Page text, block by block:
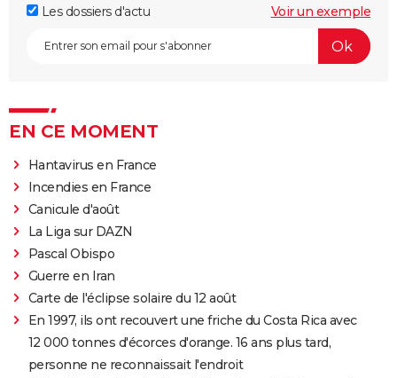
Les dossiers d'actu
Voir un exemple
EN CE MOMENT
Hantavirus en France
Incendies en France
Canicule d'août
La Liga sur DAZN
Pascal Obispo
Guerre en Iran
Carte de l'éclipse solaire du 12 août
En 1997, ils ont recouvert une friche du Costa Rica avec
12 000 tonnes d'écorces d'orange. 16 ans plus tard,
personne ne reconnaissait l'endroit